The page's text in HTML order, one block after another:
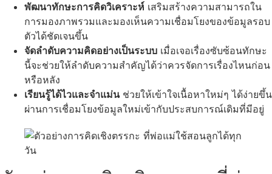
พัฒนาทักษะการคิดวิเคราะห์ เสริมสร้างความสามารถใน
การมองภาพรวมและมองเห็นความเชื่อมโยงของข้อมูลรอบ
ตัวได้ชัดเจนขึ้น
จัดลำดับความคิดอย่างเป็นระบบ เมื่อเจอเรื่องซับซ้อนทักษะ
นี้จะช่วยให้ลำดับความสำคัญได้ว่าควรจัดการเรื่องไหนก่อน
หรือหลัง
เรียนรู้ได้ไวและจำแม่นช่วยให้เข้าใจเนื้อหาใหม่ๆ ได้ง่ายขึ้น
ผ่านการเชื่อมโยงข้อมูลใหม่เข้ากับประสบการณ์เดิมที่มีอยู่